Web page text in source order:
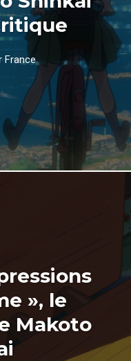
France
», le
Makoto